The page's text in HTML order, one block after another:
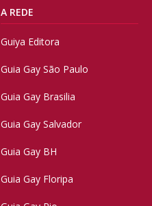
A REDE
Guiya Editora
Guia Gay São Paulo
Guia Gay Brasilia
Guia Gay Salvador
Guia Gay BH
Guia Gay Floripa